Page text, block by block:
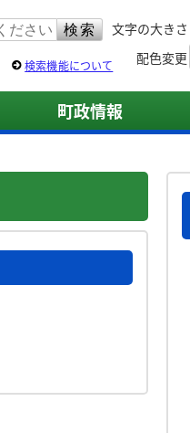
文字の大きさ
配色変更
検索機能について
町政情報